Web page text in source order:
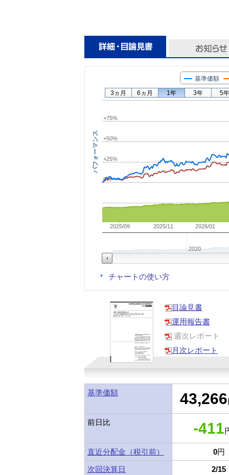
パフォーマンス
基準価額
2025/09 2025/11 2026/01
2020
0%
+25%
+50%
+75%
3ヵ月 6ヵ月 1年 3年 5年
チャートの使い方
目論見書
運用報告書
週次レポート
月次レポート
基準価額 43,266
前日比 -411
直近分配金（税引前） 0円
次回決算日
2/15